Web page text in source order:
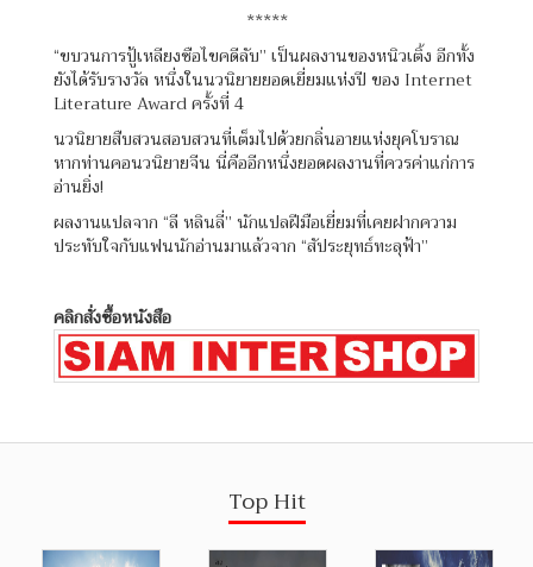
*****
“ขบวนการปู้เหลียงซือไขคดีลับ” เป็นผลงานของหนิวเติ้ง อีกทั้ง
ยังได้รับรางวัล หนึ่งในนวนิยายยอดเยี่ยมแห่งปี ของ Internet
Literature Award ครั้งที่ 4
นวนิยายสืบสวนสอบสวนที่เต็มไปด้วยกลิ่นอายแห่งยุคโบราณ
หากท่านคอนวนิยายจีน นี่คืออีกหนึ่งยอดผลงานที่ควรค่าแก่การ
อ่านยิ่ง!
ผลงานแปลจาก “ลี หลินลี่” นักแปลฝีมือเยี่ยมที่เคยฝากความ
ประทับใจกับแฟนนักอ่านมาแล้วจาก “สัประยุทธ์ทะลุฟ้า”
คลิกสั่งซื้อหนังสือ
Top Hit